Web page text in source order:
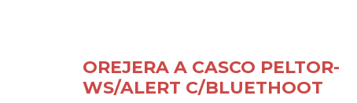
OREJERA A CASCO PELTOR-
WS/ALERT C/BLUETHOOT